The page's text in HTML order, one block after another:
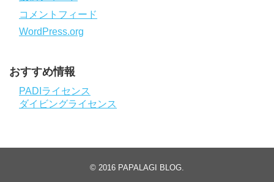
コメントフィード
WordPress.org
おすすめ情報
PADIライセンス
ダイビングライセンス
© 2016 PAPALAGI BLOG